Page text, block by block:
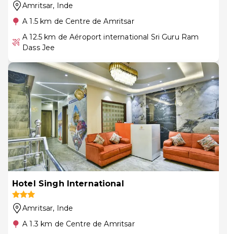
Amritsar, Inde
A 1.5 km de Centre de Amritsar
A 12.5 km de Aéroport international Sri Guru Ram
Dass Jee
Hotel Singh International
Amritsar, Inde
A 1.3 km de Centre de Amritsar